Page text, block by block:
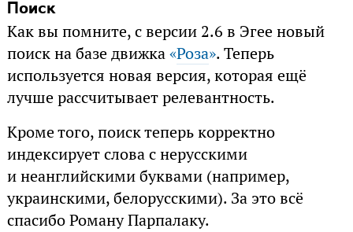
Поиск
Как вы помните, с версии 2.6 в Эгее новый
поиск на базе движка«Роза». Теперь
используется новая версия, которая ещё
лучше рассчитывает релевантность.
Кроме того, поиск теперь корректно
индексирует слова с нерусскими
и неанглийскими буквами (например,
украинскими, белорусскими). За это всё
спасибо Роману Парпалаку.